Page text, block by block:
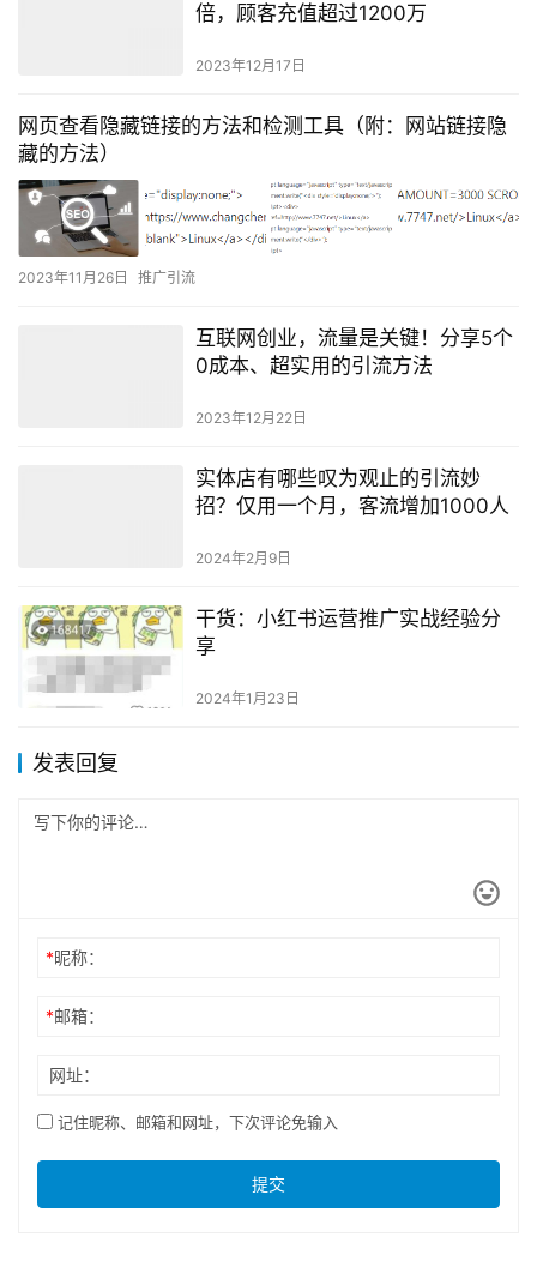
倍，顾客充值超过1200万
2023年12月17日
网页查看隐藏链接的方法和检测工具（附：网站链接隐
藏的方法）
2023年11月26日 推广引流
互联网创业，流量是关键！分享5个
0成本、超实用的引流方法
2023年12月22日
实体店有哪些叹为观止的引流妙
招？仅用一个月，客流增加1000人
2024年2月9日
干货：小红书运营推广实战经验分
享
2024年1月23日
发表回复
*昵称：
*邮箱：
网址：
记住昵称、邮箱和网址，下次评论免输入
提交